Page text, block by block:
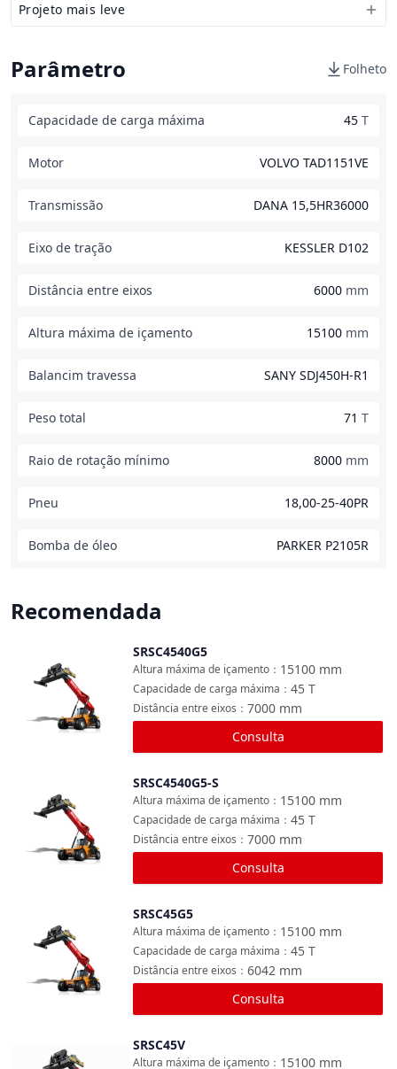
Projeto mais leve
Parâmetro Folheto
Capacidade de carga máxima 45 T
Motor VOLVO TAD1151VE
Transmissão DANA 15,5HR36000
Eixo de tração KESSLER D102
Distância entre eixos 6000 mm
Altura máxima de içamento 15100 mm
Balancim travessa SANY SDJ450H-R1
Peso total 71 T
Raio de rotação mínimo 8000 mm
Pneu 18,00-25-40PR
Bomba de óleo PARKER P2105R
Recomendada
Comparar
SRSC4540G5
15100 mm
Altura máxima de içamento ：
45 T
Capacidade de carga máxima ：
7000 mm
Distância entre eixos ：
Consulta
Comparar
SRSC4540G5-S
15100 mm
Altura máxima de içamento ：
45 T
Capacidade de carga máxima ：
7000 mm
Distância entre eixos ：
Consulta
Comparar
SRSC45G5
15100 mm
Altura máxima de içamento ：
45 T
Capacidade de carga máxima ：
6042 mm
Distância entre eixos ：
Consulta
Comparar
SRSC45V
15100 mm
Altura máxima de içamento ：